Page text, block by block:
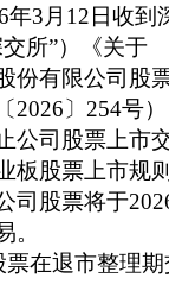
3月12日收到
交所”）《关于
份有限公司股
2026〕254号）
公司股票上市
板股票上市规则
司股票将于
。
在退市整理期